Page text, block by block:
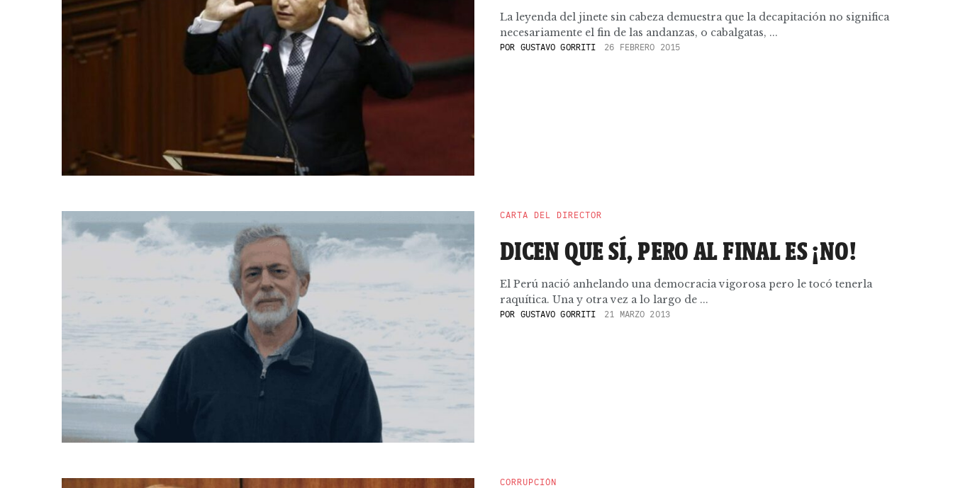
La leyenda del jinete sin cabeza demuestra que la decapitación no significa
necesariamente el fin de las andanzas, o cabalgatas, ...
POR GUSTAVO GORRITI 26 FEBRERO 2015
CARTA DEL DIRECTOR
DICEN QUE SÍ, PERO AL FINAL ES ¡NO!
El Perú nació anhelando una democracia vigorosa pero le tocó tenerla
raquítica. Una y otra vez a lo largo de ...
POR GUSTAVO GORRITI 21 MARZO 2013
CORRUPCIÓN